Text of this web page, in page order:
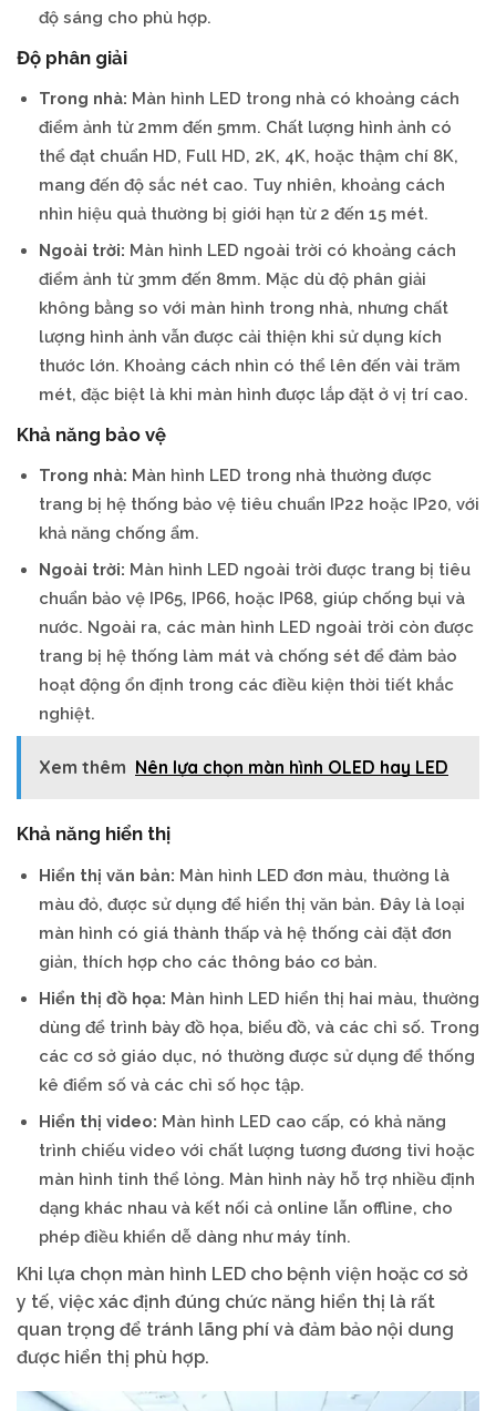
độ sáng cho phù hợp.
Độ phân giải
Trong nhà: Màn hình LED trong nhà có khoảng cách
điểm ảnh từ 2mm đến 5mm. Chất lượng hình ảnh có
thể đạt chuẩn HD, Full HD, 2K, 4K, hoặc thậm chí 8K,
mang đến độ sắc nét cao. Tuy nhiên, khoảng cách
nhìn hiệu quả thường bị giới hạn từ 2 đến 15 mét.
Ngoài trời: Màn hình LED ngoài trời có khoảng cách
điểm ảnh từ 3mm đến 8mm. Mặc dù độ phân giải
không bằng so với màn hình trong nhà, nhưng chất
lượng hình ảnh vẫn được cải thiện khi sử dụng kích
thước lớn. Khoảng cách nhìn có thể lên đến vài trăm
mét, đặc biệt là khi màn hình được lắp đặt ở vị trí cao.
Khả năng bảo vệ
Trong nhà: Màn hình LED trong nhà thường được
trang bị hệ thống bảo vệ tiêu chuẩn IP22 hoặc IP20, với
khả năng chống ẩm.
Ngoài trời: Màn hình LED ngoài trời được trang bị tiêu
chuẩn bảo vệ IP65, IP66, hoặc IP68, giúp chống bụi và
nước. Ngoài ra, các màn hình LED ngoài trời còn được
trang bị hệ thống làm mát và chống sét để đảm bảo
hoạt động ổn định trong các điều kiện thời tiết khắc
nghiệt.
Xem thêm Nên lựa chọn màn hình OLED hay LED
Khả năng hiển thị
Hiển thị văn bản: Màn hình LED đơn màu, thường là
màu đỏ, được sử dụng để hiển thị văn bản. Đây là loại
màn hình có giá thành thấp và hệ thống cài đặt đơn
giản, thích hợp cho các thông báo cơ bản.
Hiển thị đồ họa: Màn hình LED hiển thị hai màu, thường
dùng để trình bày đồ họa, biểu đồ, và các chỉ số. Trong
các cơ sở giáo dục, nó thường được sử dụng để thống
kê điểm số và các chỉ số học tập.
Hiển thị video: Màn hình LED cao cấp, có khả năng
trình chiếu video với chất lượng tương đương tivi hoặc
màn hình tinh thể lỏng. Màn hình này hỗ trợ nhiều định
dạng khác nhau và kết nối cả online lẫn offline, cho
phép điều khiển dễ dàng như máy tính.
Khi lựa chọn màn hình LED cho bệnh viện hoặc cơ sở
y tế, việc xác định đúng chức năng hiển thị là rất
quan trọng để tránh lãng phí và đảm bảo nội dung
được hiển thị phù hợp.